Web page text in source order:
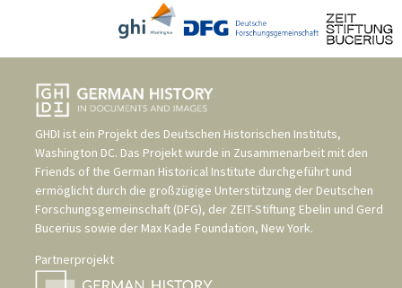
GHDI ist ein Projekt des Deutschen Historischen Instituts,
Washington DC. Das Projekt wurde in Zusammenarbeit mit den
Friends of the German Historical Institute durchgeführt und
ermöglicht durch die großzügige Unterstützung der Deutschen
Forschungsgemeinschaft (DFG), der ZEIT-Stiftung Ebelin und Gerd
Bucerius sowie der Max Kade Foundation, New York.
Partnerprojekt